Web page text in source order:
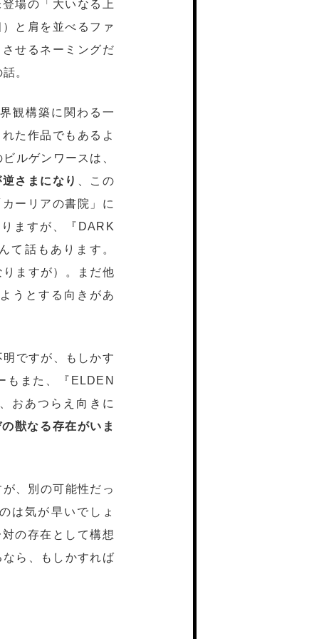
場の「大いなる上
と肩を並べるファ
せるネーミングだ
。
観構築に関わる一
た作品でもあるよ
ルゲンワースは、
さまになり
、この
ーリアの書院」に
ますが、『DARK
て話もあります。
ますが）。まだ他
うとする向きがあ
ですが、もしかす
もまた、『ELDEN
おあつらえ向きに
獣なる存在がいま
、別の可能性だっ
は気が早いでしょ
の存在として構想
ら、もしかすれば